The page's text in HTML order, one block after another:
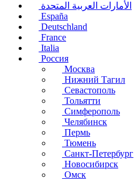
الأمارات العربية المتحدة
España
Deutschland
France
Italia
Россия
Москва
Нижний Тагил
Севастополь
Тольятти
Симферополь
Челябинск
Пермь
Тюмень
Санкт-Петербург
Новосибирск
Омск